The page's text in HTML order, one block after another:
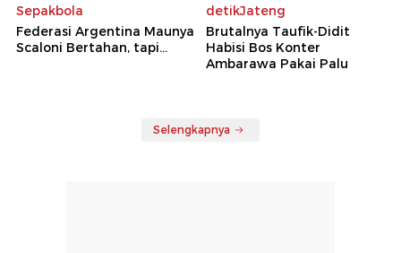
Sepakbola
Federasi Argentina Maunya
Scaloni Bertahan, tapi...
detikJateng
Brutalnya Taufik-Didit
Habisi Bos Konter
Ambarawa Pakai Palu
Selengkapnya